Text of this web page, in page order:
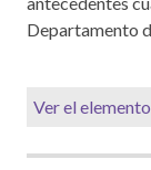
Departamento
Ver el